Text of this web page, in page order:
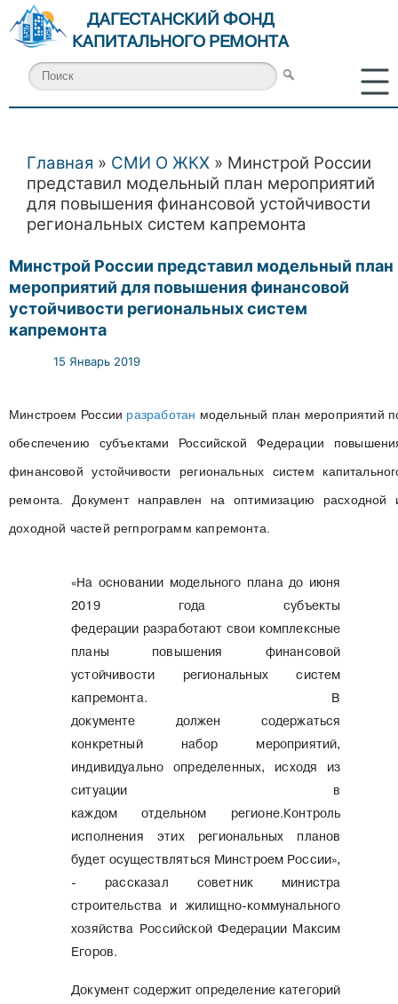
ДАГЕСТАНСКИЙ ФОНД
КАПИТАЛЬНОГО РЕМОНТА
Вы здесь
Главная » СМИ О ЖКХ » Минстрой России
представил модельный план мероприятий
для повышения финансовой устойчивости
региональных систем капремонта
Минстрой России представил модельный план
мероприятий для повышения финансовой
устойчивости региональных систем
капремонта
15 Январь 2019
Минстроем России разработан модельный план мероприятий
обеспечению субъектами Российской Федерации
финансовой устойчивости региональных систем
ремонта. Документ направлен на оптимизацию расходной
доходной частей регпрограмм капремонта.
«На основании модельного плана до июня
2019 года субъекты
федерации разработают свои комплексные
планы повышения финансовой
устойчивости региональных систем
капремонта. В
документе должен содержаться
конкретный набор мероприятий,
индивидуально определенных, исходя из
ситуации в
каждом отдельном регионе.Контроль
исполнения этих региональных планов
будет осуществляться Минстроем России»,
- рассказал советник министра
строительства и жилищно-коммунального
хозяйства Российской Федерации Максим
Егоров.
Документ содержит определение категорий